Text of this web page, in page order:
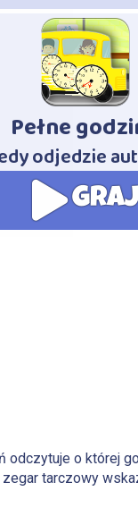
Pełne
odjedzie
GRAJ
odczytuje o której
tarczowy